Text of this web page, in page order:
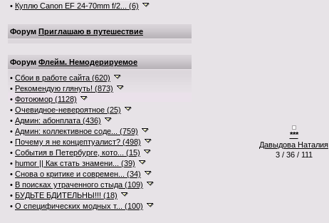
• Куплю Canon EF 24-70mm f/2... (6)
Форум Приглашаю в путешествие
Форум Флейм. Немодерируемое
• Сбои в работе сайта (620)
• Рекомендую глянуть! (873)
• Фотоюмор (1128)
• Очевидное-невероятное (25)
• Админ: абонплата (436)
• Админ: коллективное соде... (759)
• Почему я не концептуалист? (498)
• События в Петербурге, кото... (15)
• humor || Как стать знамени... (39)
• Снова о критике и современ... (34)
• В поисках утраченного стыда (109)
• БУДЬТЕ БДИТЕЛЬНЫ!!! (18)
• О специфических модных т... (100)
***
Давыдова Наталия
3 / 36 / 111